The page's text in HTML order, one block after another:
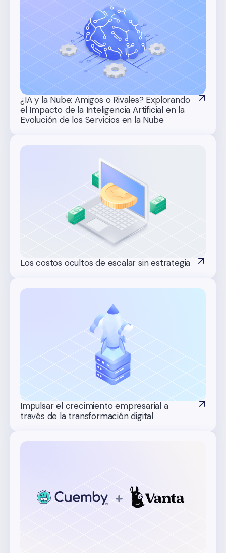
¿IA y la Nube: Amigos o Rivales? Explorando
el Impacto de la Inteligencia Artificial en la
Evolución de los Servicios en la Nube
Los costos ocultos de escalar sin estrategia
Impulsar el crecimiento empresarial a
través de la transformación digital